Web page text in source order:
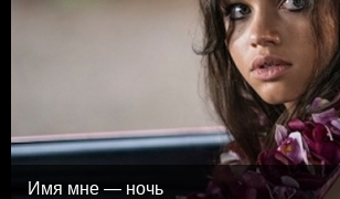
Имя мне — ночь